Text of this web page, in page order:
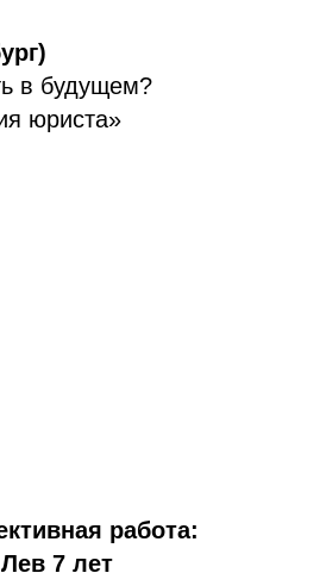
в будущем?
юриста»
работа:
7 лет